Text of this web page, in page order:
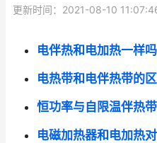
更新时间：2021-08-10
电伴热和电加热一样
电热带和电伴热带的区
恒功率与自限温伴热
电磁加热器和电加热